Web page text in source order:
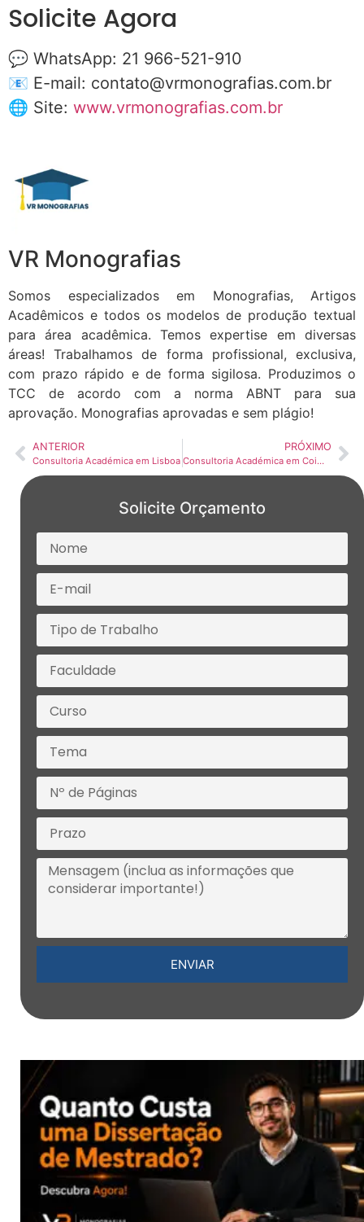
Solicite Agora
💬 WhatsApp: 21 966-521-910
📧 E-mail: contato@vrmonografias.com.br
🌐 Site: www.vrmonografias.com.br
VR Monografias
Somos especializados em Monografias, Artigos
Acadêmicos e todos os modelos de produção textual
para área acadêmica. Temos expertise em diversas
áreas! Trabalhamos de forma profissional, exclusiva,
com prazo rápido e de forma sigilosa. Produzimos o
TCC de acordo com a norma ABNT para sua
aprovação. Monografias aprovadas e sem plágio!
ANTERIOR
Consultoria Académica em Lisboa
PRÓXIMO
Consultoria Académica em Coimbra
Solicite Orçamento
ENVIAR